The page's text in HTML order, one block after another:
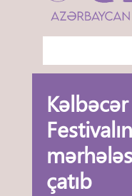
Kəlbəcər
çatıb